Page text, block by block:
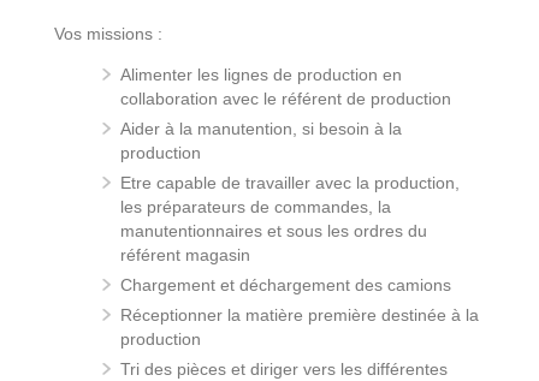
Vos missions :
Alimenter les lignes de production en
collaboration avec le référent de production
Aider à la manutention, si besoin à la
production
Etre capable de travailler avec la production,
les préparateurs de commandes, la
manutentionnaires et sous les ordres du
référent magasin
Chargement et déchargement des camions
Réceptionner la matière première destinée à la
production
Tri des pièces et diriger vers les différentes